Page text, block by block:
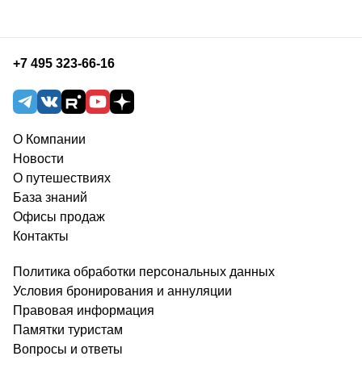
+7 495 323-66-16
О Компании
Новости
О путешествиях
База знаний
Офисы продаж
Контакты
Политика обработки персональных данных
Условия бронирования и аннуляции
Правовая информация
Памятки туристам
Вопросы и ответы